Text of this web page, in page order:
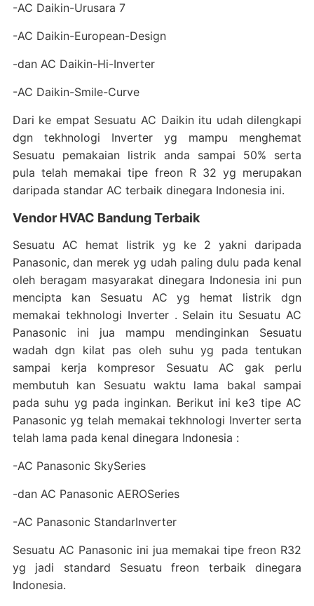
-AC Daikin-Urusara 7
-AC Daikin-European-Design
-dan AC Daikin-Hi-Inverter
-AC Daikin-Smile-Curve
Dari ke empat Sesuatu AC Daikin itu udah dilengkapi
dgn tekhnologi Inverter yg mampu menghemat
Sesuatu pemakaian listrik anda sampai 50% serta
pula telah memakai tipe freon R 32 yg merupakan
daripada standar AC terbaik dinegara Indonesia ini.
Vendor HVAC Bandung Terbaik
Sesuatu AC hemat listrik yg ke 2 yakni daripada
Panasonic, dan merek yg udah paling dulu pada kenal
oleh beragam masyarakat dinegara Indonesia ini pun
mencipta kan Sesuatu AC yg hemat listrik dgn
memakai tekhnologi Inverter . Selain itu Sesuatu AC
Panasonic ini jua mampu mendinginkan Sesuatu
wadah dgn kilat pas oleh suhu yg pada tentukan
sampai kerja kompresor Sesuatu AC gak perlu
membutuh kan Sesuatu waktu lama bakal sampai
pada suhu yg pada inginkan. Berikut ini ke3 tipe AC
Panasonic yg telah memakai tekhnologi Inverter serta
telah lama pada kenal dinegara Indonesia :
-AC Panasonic SkySeries
-dan AC Panasonic AEROSeries
-AC Panasonic StandarInverter
Sesuatu AC Panasonic ini jua memakai tipe freon R32
yg jadi standard Sesuatu freon terbaik dinegara
Indonesia.